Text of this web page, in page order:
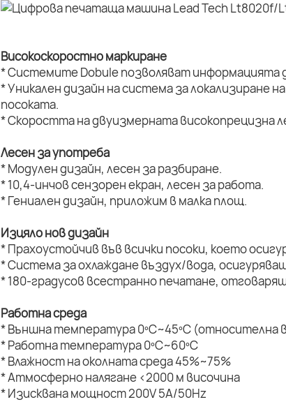
Високоскоростно маркиране
* Системите Dobule позволяват информацията
* Уникален дизайн на система за локализиране
посоката.
* Скоростта на двуизмерната високопрецизна
Лесен за употреба
* Модулен дизайн, лесен за разбиране.
* 10,4-инчов сензорен екран, лесен за работа.
* Гениален дизайн, приложим в малка площ.
Изцяло нов дизайн
* Прахоустойчив във всички посоки, което
* Система за охлаждане въздух/вода,
* 180-градусов всестранно печатане,
Работна среда
* Външна температура 0ºC~45ºC (относителна
* Работна температура 0ºC~60ºC
* Влажност на околната среда 45%~75%
* Атмосферно налягане <2000 м височина
* Изисквана мощност 200V 5A/50Hz